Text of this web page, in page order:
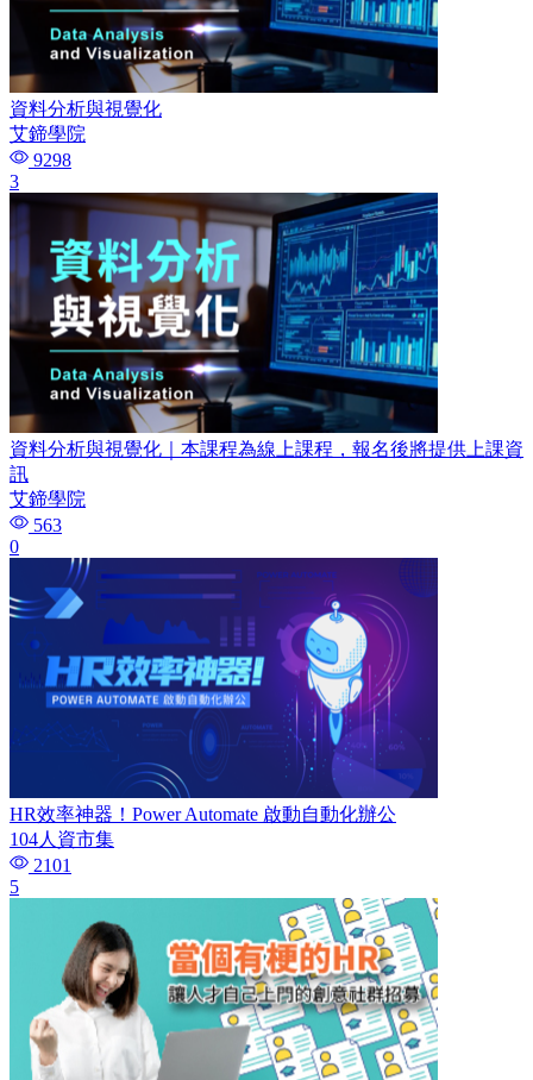
資料分析與視覺化
艾鍗學院
9298
3
資料分析與視覺化｜本課程為線上課程，報名後將提供上課資
訊
艾鍗學院
563
0
HR效率神器！Power Automate 啟動自動化辦公
104人資市集
2101
5